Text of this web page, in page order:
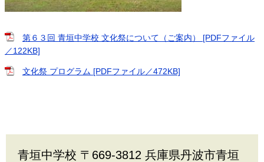
第６３回 青垣中学校 文化祭について（ご案内） [PDFファイル
／122KB]
文化祭 プログラム [PDFファイル／472KB]
青垣中学校 〒669-3812 兵庫県丹波市青垣